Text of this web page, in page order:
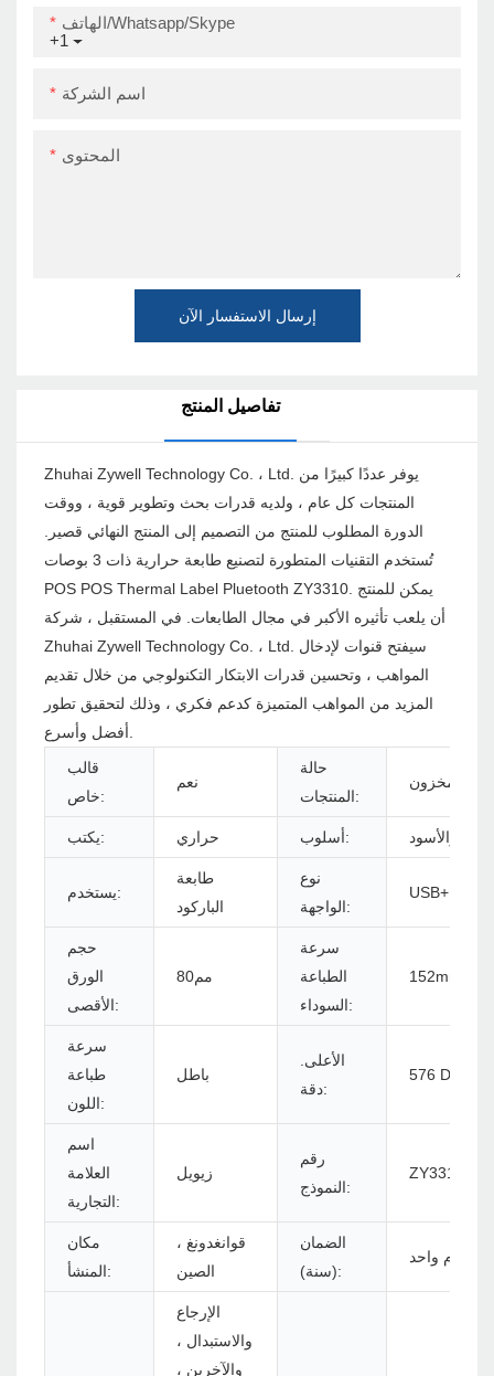
+1
الهاتف/Whatsapp/Skype
اسم الشركة
المحتوى
إرسال الاستفسار الآن
تفاصيل المنتج
Zhuhai Zywell Technology Co. ، Ltd. يوفر عددًا كبيرًا من
المنتجات كل عام ، ولديه قدرات بحث وتطوير قوية ، ووقت
الدورة المطلوب للمنتج من التصميم إلى المنتج النهائي قصير.
تُستخدم التقنيات المتطورة لتصنيع طابعة حرارية ذات 3 بوصات
POS POS Thermal Label Pluetooth ZY3310. يمكن للمنتج
أن يلعب تأثيره الأكبر في مجال الطابعات. في المستقبل ، شركة
Zhuhai Zywell Technology Co. ، Ltd. سيفتح قنوات لإدخال
المواهب ، وتحسين قدرات الابتكار التكنولوجي من خلال تقديم
المزيد من المواهب المتميزة كدعم فكري ، وذلك لتحقيق تطور
قالب
خاص:
نعم
حالة
المنتجات:
مخزون
يكتب: حراري أسلوب: والأسود
يستخدم:
طابعة
الباركود
نوع
الواجهة:
حجم
الورق
الأقصى:
مم80
سرعة
الطباعة
السوداء:
152mm/s
سرعة
طباعة
اللون:
باطل
الأعلى.
دقة:
اسم
العلامة
التجارية:
زيويل
رقم
النموذج:
ZY3310 -
مكان
المنشأ:
قوانغدونغ ،
الصين
الضمان
(سنة):
عام واحد
الإرجاع
والاستبدال ،
والآخرين ،